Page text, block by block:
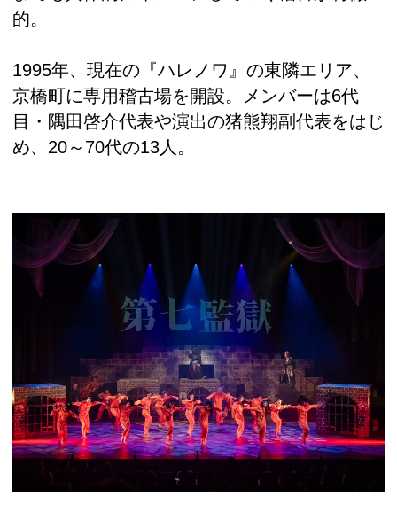
的。
1995年、現在の『ハレノワ』の東隣エリア、
京橋町に専用稽古場を開設。メンバーは6代
目・隅田啓介代表や演出の猪熊翔副代表をはじ
め、20～70代の13人。